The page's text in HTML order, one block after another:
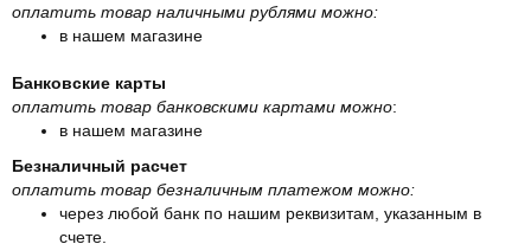
оплатить товар наличными рублями можно:
в нашем магазине
Банковские карты
оплатить товар банковскими картами можно:
в нашем магазине
Безналичный расчет
оплатить товар безналичным платежом можно:
через любой банк по нашим реквизитам, указанным в
счете.